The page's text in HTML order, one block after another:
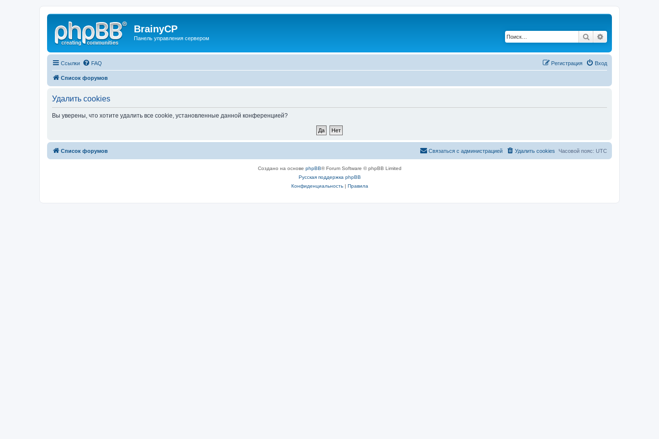
BrainyCP
Панель управления сервером Поиск
Ссылки FAQ Вход
Регистрация
Список форумов
Удалить cookies
Вы уверены, что хотите удалить все cookie, установленные данной конференцией?
Список форумов Часовой пояс: UTC
Удалить cookies
Связаться с администрацией
Создано на основе phpBB® Forum Software © phpBB Limited
Русская поддержка phpBB
Конфиденциальность| Правила